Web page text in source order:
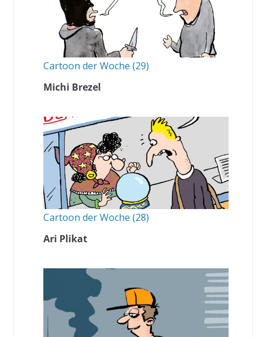
Cartoon der Woche (29)
Michi Brezel
Cartoon der Woche (28)
Ari Plikat